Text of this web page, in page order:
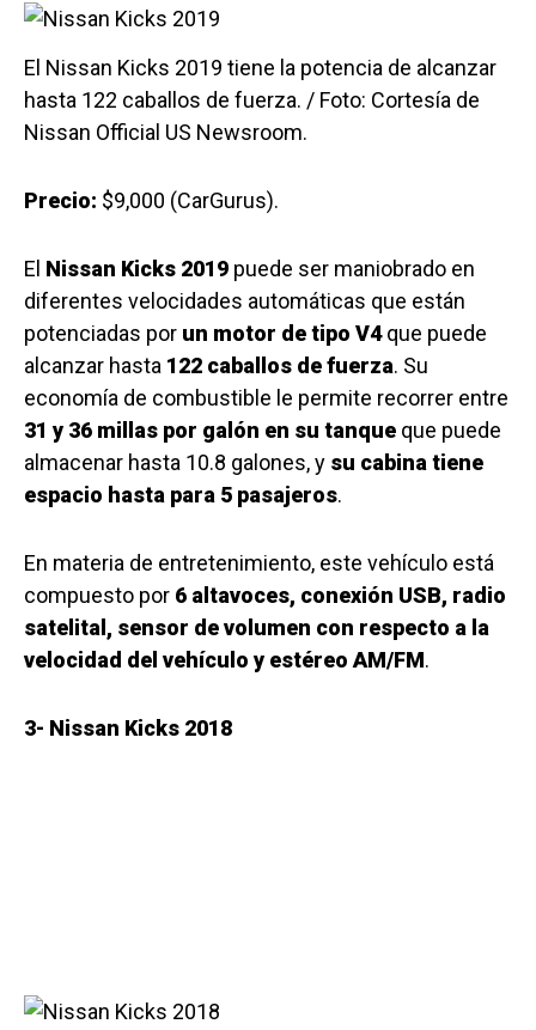
El Nissan Kicks 2019 tiene la potencia de alcanzar
hasta 122 caballos de fuerza. / Foto: Cortesía de
Nissan Official US Newsroom.
Precio: $9,000 (CarGurus).
El Nissan Kicks 2019 puede ser maniobrado en
diferentes velocidades automáticas que están
potenciadas por un motor de tipo V4que puede
alcanzar hasta 122 caballos de fuerza. Su
economía de combustible le permite recorrer entre
31 y 36 millas por galón en su tanque que puede
almacenar hasta 10.8 galones, y su cabina tiene
espacio hasta para 5 pasajeros.
En materia de entretenimiento, este vehículo está
compuesto por 6 altavoces, conexión USB, radio
satelital, sensor de volumen con respecto a la
velocidad del vehículo y estéreo AM/FM.
3- Nissan Kicks 2018